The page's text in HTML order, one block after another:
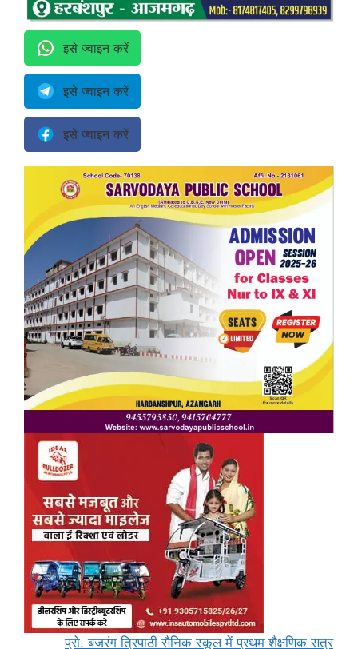
इसे ज्वाइन करें
इसे ज्वाइन करें
इसे ज्वाइन करें
प्रो. बजरंग त्रिपाठी सैनिक स्कूल में प्रथम शैक्षणिक सत्र